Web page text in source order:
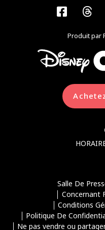
Produit par
Salle De
Concernant
Conditions
Politique De
Ne pas vendre ou